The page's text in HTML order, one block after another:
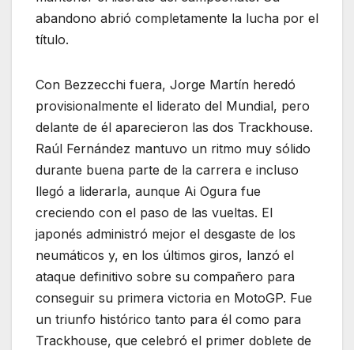
abandono abrió completamente la lucha por el
título.
Con Bezzecchi fuera, Jorge Martín heredó
provisionalmente el liderato del Mundial, pero
delante de él aparecieron las dos Trackhouse.
Raúl Fernández mantuvo un ritmo muy sólido
durante buena parte de la carrera e incluso
llegó a liderarla, aunque Ai Ogura fue
creciendo con el paso de las vueltas. El
japonés administró mejor el desgaste de los
neumáticos y, en los últimos giros, lanzó el
ataque definitivo sobre su compañero para
conseguir su primera victoria en MotoGP. Fue
un triunfo histórico tanto para él como para
Trackhouse, que celebró el primer doblete de